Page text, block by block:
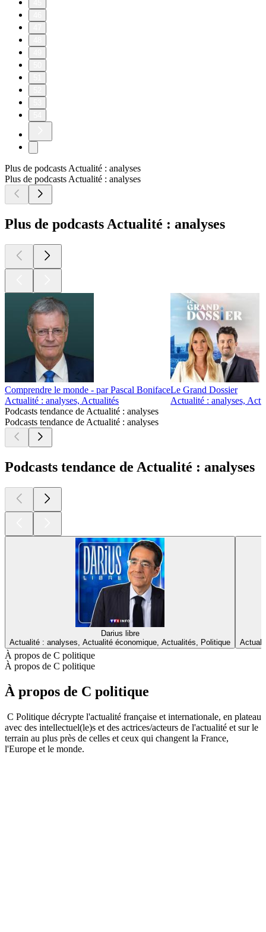
Plus de podcasts Actualité : analyses
Plus de podcasts Actualité : analyses
Plus de podcasts Actualité : analyses
Comprendre le monde - par Pascal Boniface
Actualité : analyses, Actualités
Le Grand Dossier
Actualité : analyses,
Podcasts tendance de Actualité : analyses
Podcasts tendance de Actualité : analyses
Podcasts tendance de Actualité : analyses
Darius libre
Actualité : analyses, Actualité économique, Actualités, Politique
À propos de C politique
À propos de C politique
À propos de C politique
C Politique décrypte l'actualité française et internationale, en plateau
avec des intellectuel(le)s et des actrices/acteurs de l'actualité et sur le
terrain au plus près de celles et ceux qui changent la France,
l'Europe et le monde.